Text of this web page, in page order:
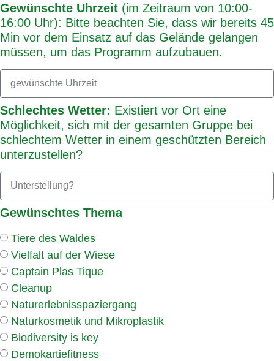
Gewünschte Uhrzeit (im Zeitraum von 10:00-
16:00 Uhr): Bitte beachten Sie, dass wir bereits 45
Min vor dem Einsatz auf das Gelände gelangen
müssen, um das Programm aufzubauen.
Schlechtes Wetter: Existiert vor Ort eine
Möglichkeit, sich mit der gesamten Gruppe bei
schlechtem Wetter in einem geschützten Bereich
unterzustellen?
Gewünschtes Thema
Tiere des Waldes
Vielfalt auf der Wiese
Captain Plas Tique
Cleanup
Naturerlebnisspaziergang
Naturkosmetik und Mikroplastik
Biodiversity is key
Demokartiefitness